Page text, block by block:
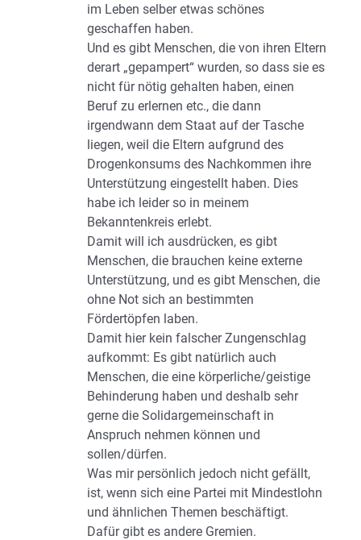
im Leben selber etwas schönes
geschaffen haben.
Und es gibt Menschen, die von ihren Eltern
derart „gepampert“ wurden, so dass sie es
nicht für nötig gehalten haben, einen
Beruf zu erlernen etc., die dann
irgendwann dem Staat auf der Tasche
liegen, weil die Eltern aufgrund des
Drogenkonsums des Nachkommen ihre
Unterstützung eingestellt haben. Dies
habe ich leider so in meinem
Bekanntenkreis erlebt.
Damit will ich ausdrücken, es gibt
Menschen, die brauchen keine externe
Unterstützung, und es gibt Menschen, die
ohne Not sich an bestimmten
Fördertöpfen laben.
Damit hier kein falscher Zungenschlag
aufkommt: Es gibt natürlich auch
Menschen, die eine körperliche/geistige
Behinderung haben und deshalb sehr
gerne die Solidargemeinschaft in
Anspruch nehmen können und
sollen/dürfen.
Was mir persönlich jedoch nicht gefällt,
ist, wenn sich eine Partei mit Mindestlohn
und ähnlichen Themen beschäftigt.
Dafür gibt es andere Gremien.